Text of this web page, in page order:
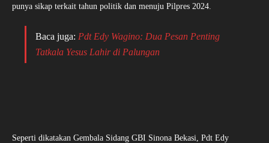
punya sikap terkait tahun politik dan menuju Pilpres 2024.
Baca juga: Pdt Edy Wagino: Dua Pesan Penting
Tatkala Yesus Lahir di Palungan
Seperti dikatakan Gembala Sidang GBI Sinona Bekasi, Pdt Edy